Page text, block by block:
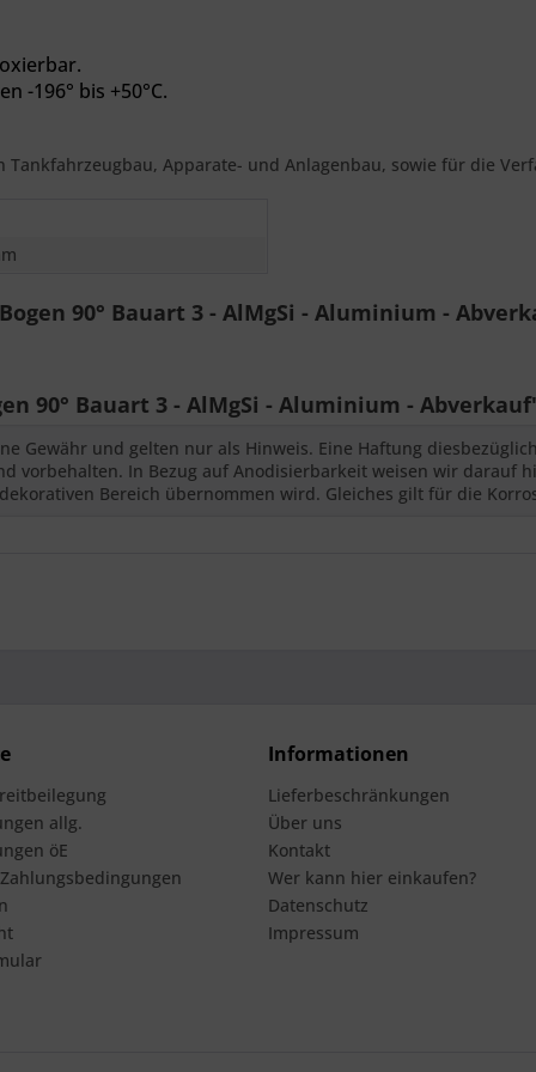
-196° bis +50°C.
Tankfahrzeugbau, Apparate- und Anlagenbau, sowie für die
90° Bauart 3 - AlMgSi - Aluminium -
90° Bauart 3 - AlMgSi - Aluminium -
Gewähr und gelten nur als Hinweis. Eine Haftung
vorbehalten. In Bezug auf Anodisierbarkeit weisen wir darauf
Bereich übernommen wird. Gleiches gilt für die
allg.
öE
Informationen
Lieferbeschränkungen
Über uns
Kontakt
Wer kann hier einkaufen?
Datenschutz
Impressum